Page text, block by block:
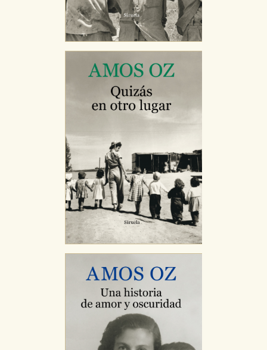
Cookies necesarias
Estas cookies son necesarias para que nuestro sitio
web funcione y no es posible deshabilitarlas desde
nuestro sistema. Es posible hacerlo desde el
navegador, pero en ese caso es posible que algunas
áreas de nuestra web dejen de funcionar
Cookies de rendimiento y analíticas
de navegación y optimizar el funcionamiento de
nuestro sitio web. Almacenan configuraciones de
servicios para que no tenga que reconfigurarlos cada
vez que nos visita. La información es agregada y, por lo
tanto, es anónima.
Cookies de publicidad y redes sociales
Estas cookies son gestionadas por nuestros socios
publicitarios y se utilizan para mostrar publicidad
relevante para sus intereses en otros sitios. No
almacenan directamente información personal sino
que se basan en la identificación única de su
navegador y dispositivo de internet.
GUARDAR CONFIGURACIÓN
Puede consultar nuestrapolítica de cookies